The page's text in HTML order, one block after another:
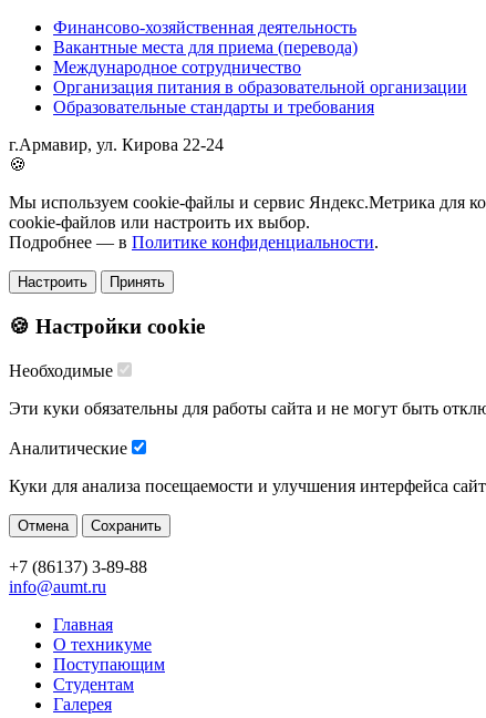
Финансово-хозяйственная деятельность
Вакантные места для приема (перевода)
Международное сотрудничество
Организация питания в образовательной организации
Образовательные стандарты и требования
г.Армавир, ул. Кирова 22-24
🍪
Мы используем cookie-файлы и сервис Яндекс.Метрика для
cookie-файлов или настроить их выбор.
Подробнее — в Политике конфиденциальности.
Настроить Принять
🍪 Настройки cookie
Необходимые
Эти куки обязательны для работы сайта и не могут быть
Аналитические
Куки для анализа посещаемости и улучшения интерфейса
Отмена Сохранить
+7 (86137) 3-89-88
info@aumt.ru
Главная
О техникуме
Поступающим
Студентам
Галерея